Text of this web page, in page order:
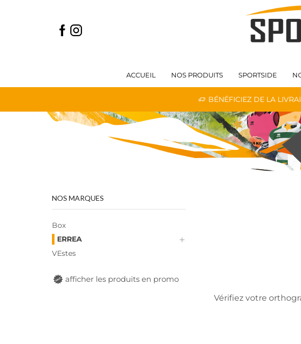
ACCUEIL NOS PRODUITS SPORTSIDE
BÉNÉFICIEZ DE LA
Vérifiez votre
NOS MARQUES
Box
ERREA
VEstes
afficher les produits en promo